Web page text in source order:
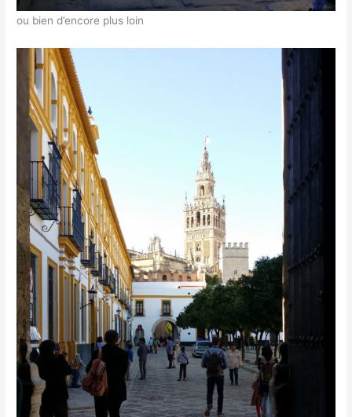
ou bien d’encore plus loin